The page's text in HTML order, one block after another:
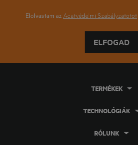
Elolvastam az Adatvédelmi Szabályzatotot
ELFOGAD
TERMÉKEK
TECHNOLÓGIÁK
RÓLUNK